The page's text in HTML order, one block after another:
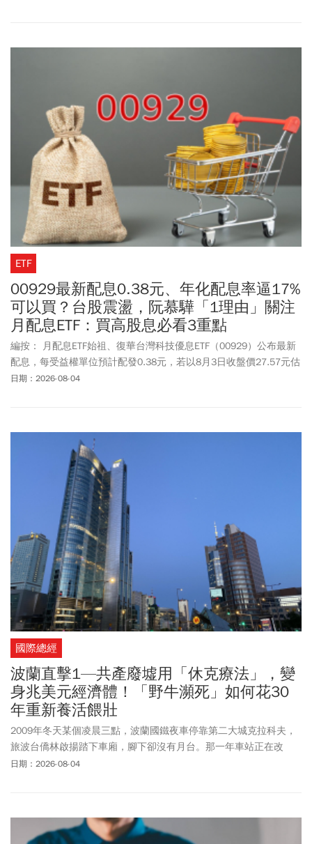
ETF
00929最新配息0.38元、年化配息率逼17%
可以買？台股震盪，阮慕驊「1理由」關注
月配息ETF：買高股息必看3重點
編按： 月配息ETF始祖、復華台灣科技優息ETF（00929）公布最新
配息，每受益權單位預計配發0.38元，若以8月3日收盤價27.57元估
算，單次配息率約為1.38%、年化配息率達16.54%，再次引發市場
ETF之一。投資人若想參與本次配息，00929預計於8月19日除息、9
月14日發放股息，最後買進日為8月18日，有意參與除息的投資人可
留意相關時程並評估進場布局。不過，高配息是否等於更安全？近
期市場震盪下，該進場買00929嗎？資深財經媒體人阮慕驊認為，比
起追逐16%以上的配息率，投資人更該思考的是「自己為什麼買
00929」。他也分享自己多年觀察市場的心得，並提醒投資人布局高
股息ETF前，務必先想清楚3件事。
日期：2026-08-04
國際總經
波蘭直擊1—共產廢墟用「休克療法」，變
身兆美元經濟體！「野牛瀕死」如何花30
年重新養活餵壯
2009年冬天某個凌晨三點，波蘭國鐵夜車停靠第二大城克拉科夫，
旅波台僑林啟揚踏下車廂，腳下卻沒有月台。那一年車站正在改
建，積雪蓋住臨時的碎石地。多數東西被雪埋住，他當下的感受
蘭的矽谷，超過50家國際科技巨頭進駐。這一幕的今昔對照，正是
日期：2026-08-04